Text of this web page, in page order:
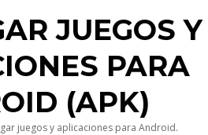
JUEGOS Y
PARA
(APK)
juegos y aplicaciones para Android.